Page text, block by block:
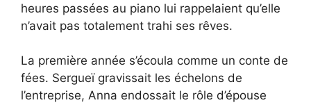
heures passées au piano lui rappelaient qu’elle
n’avait pas totalement trahi ses rêves.
La première année s’écoula comme un conte de
fées. Sergueï gravissait les échelons de
l’entreprise, Anna endossait le rôle d’épouse